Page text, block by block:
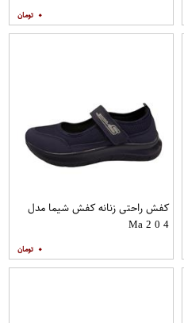
۰
کفش راحتی زنانه کفش شیما مدل
Ma 2 0 4
۰